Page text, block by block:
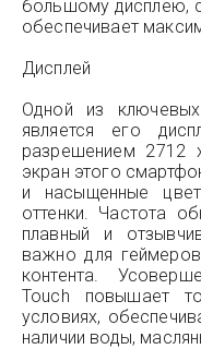
большому дисплею,
обеспечивает
Дисплей
Одной из
является его
разрешением 2712
экран этого
и насыщенные
оттенки. Частота
плавный и
важно для
контента.
Touch повышает
условиях,
наличии воды,